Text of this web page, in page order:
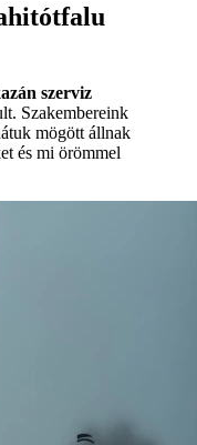
szerviz
Szakembereink
mögött állnak
és mi örömmel